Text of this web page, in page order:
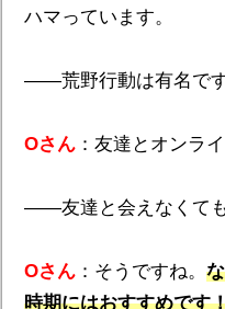
ハマっています。
――荒野行動は有名です
Oさん ：友達とオンラ
――友達と会えなくても
Oさん ：そうですね。
時期にはおすすめです